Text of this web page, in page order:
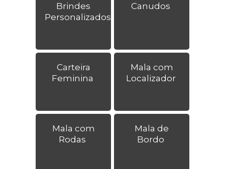
Brindes
Personalizados
Canudos
Carteira
Feminina
Mala com
Localizador
Mala com
Rodas
Mala de
Bordo